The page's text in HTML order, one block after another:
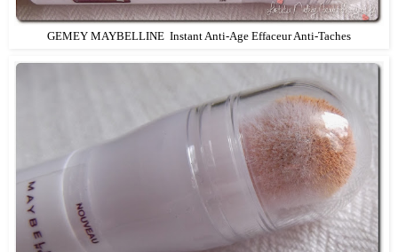
GEMEY MAYBELLINE Instant Anti-Age Effaceur Anti-Taches